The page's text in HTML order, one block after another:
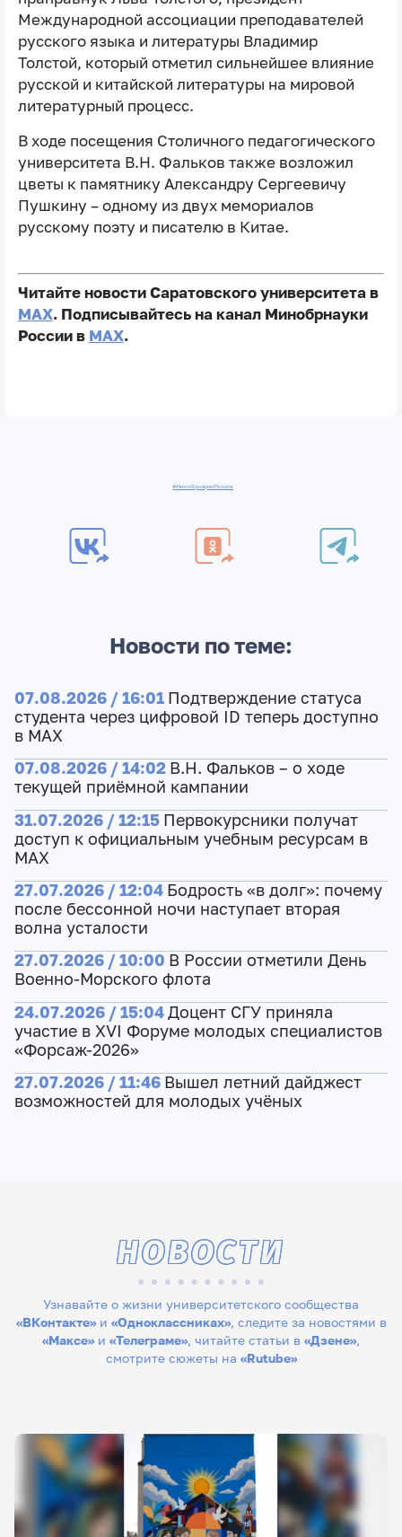
Международной ассоциации преподавателей
русского языка и литературы Владимир
Толстой, который отметил сильнейшее влияние
русской и китайской литературы на мировой
литературный процесс.
В ходе посещения Столичного педагогического
университета В.Н. Фальков также возложил
цветы к памятнику Александру Сергеевичу
Пушкину – одному из двух мемориалов
русскому поэту и писателю в Китае.
Читайте новости Саратовского университета в
MAX. Подписывайтесь на канал Минобрнауки
России в MAX.
#МинобрнаукиРоссии
Новости по теме:
07.08.2026 / 16:01 Подтверждение статуса
студента через цифровой ID теперь доступно
в МАХ
07.08.2026 / 14:02 В.Н. Фальков – о ходе
текущей приёмной кампании
31.07.2026 / 12:15 Первокурсники получат
доступ к официальным учебным ресурсам в
МАХ
27.07.2026 / 12:04 Бодрость «в долг»: почему
после бессонной ночи наступает вторая
волна усталости
27.07.2026 / 10:00 В России отметили День
Военно-Морского флота
24.07.2026 / 15:04Доцент СГУ приняла
участие в XVI Форуме молодых специалистов
«Форсаж-2026»
27.07.2026 / 11:46 Вышел летний дайджест
возможностей для молодых учёных
Узнавайте о жизни университетского сообщества
«ВКонтакте»и «Одноклассниках», следите за новостями в
«Максе» и «Телеграме», читайте статьи в «Дзене»,
смотрите сюжеты на «Rutube»
НОВОСТИ